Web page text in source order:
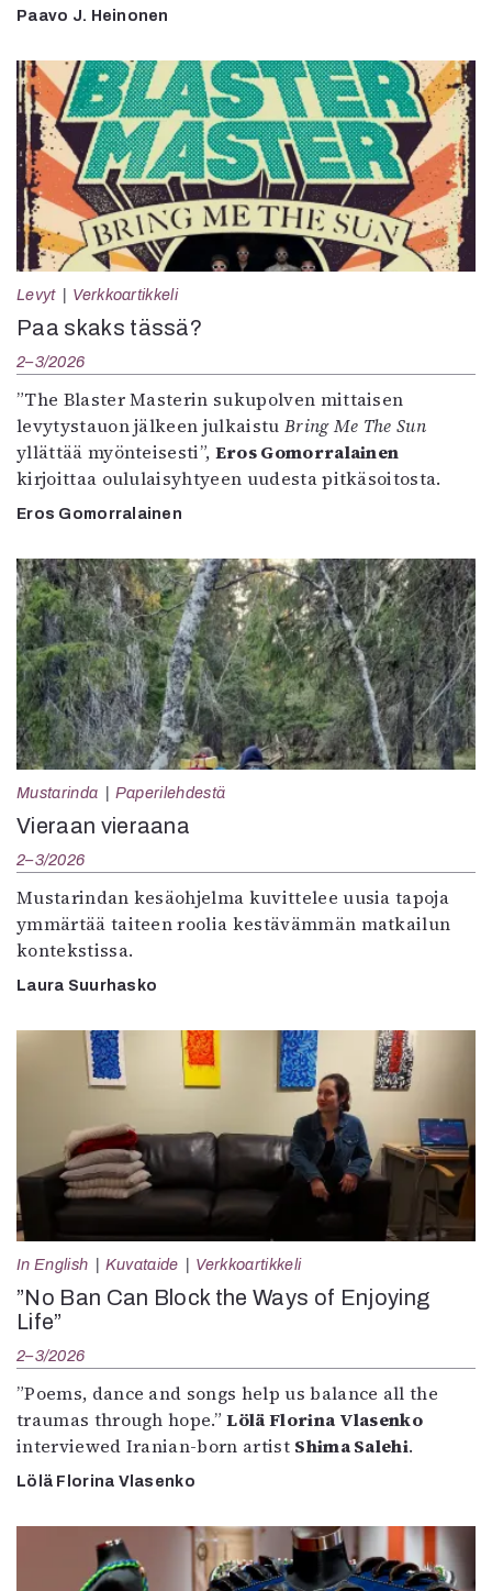
Paavo J. Heinonen
Levyt Verkkoartikkeli
Paa skaks tässä?
2–3/2026
”The Blaster Masterin sukupolven mittaisen
levytystauon jälkeen julkaistu Bring Me The Sun
yllättää myönteisesti”, Eros Gomorralainen
kirjoittaa oululaisyhtyeen uudesta pitkäsoitosta.
Eros Gomorralainen
Mustarinda Paperilehdestä
Vieraan vieraana
2–3/2026
Mustarindan kesäohjelma kuvittelee uusia tapoja
ymmärtää taiteen roolia kestävämmän matkailun
kontekstissa.
Laura Suurhasko
In English Kuvataide Verkkoartikkeli
”No Ban Can Block the Ways of Enjoying
Life”
2–3/2026
”Poems, dance and songs help us balance all the
traumas through hope.”Lölä Florina Vlasenko
interviewed Iranian-born artist Shima Salehi.
Lölä Florina Vlasenko